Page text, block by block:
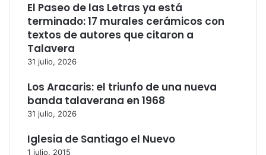
El Paseo de las Letras ya está
terminado: 17 murales cerámicos con
textos de autores que citaron a
Talavera
31 julio, 2026
Los Aracaris: el triunfo de una nueva
banda talaverana en 1968
31 julio, 2026
Iglesia de Santiago el Nuevo
1 julio, 2015